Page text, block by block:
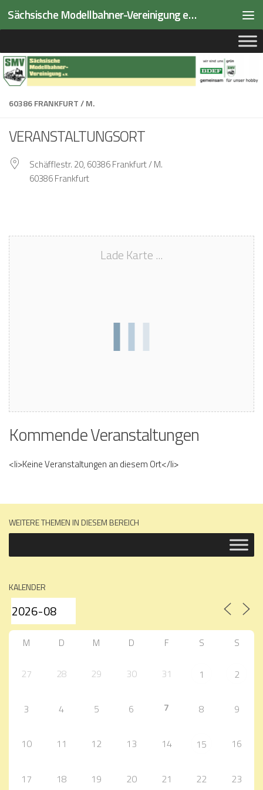
Zum Inhalt springen Sächsische Modellbahner-Vereinigung e.V.
60386 FRANKFURT / M.
VERANSTALTUNGSORT
Schäfflestr. 20, 60386 Frankfurt / M.
60386 Frankfurt
Lade Karte ...
Kommende Veranstaltungen
<li>Keine Veranstaltungen an diesem Ort</li>
WEITERE THEMEN IN DIESEM BEREICH
KALENDER
M D M D F S S
27 28 29 30 31 1 2
3 4 5 6 7 8 9
10 11 12 13 14 15 16
17 18 19 20 21 22 23